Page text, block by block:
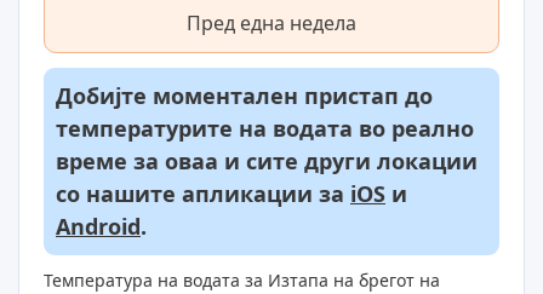
Пред една недела
Добијте моментален пристап до
температурите на водата во реално
време за оваа и сите други локации
со нашите апликации за iOS и
Android.
Температура на водата за Изтапа на брегот на